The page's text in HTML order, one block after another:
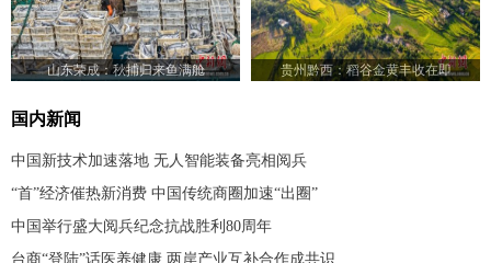
山东荣成：秋捕归来鱼满舱 贵州黔西：稻谷金黄丰收在即
国内新闻
中国新技术加速落地 无人智能装备亮相阅兵
“首”经济催热新消费 中国传统商圈加速“出圈”
中国举行盛大阅兵纪念抗战胜利80周年
台商“登陆”话医养健康 两岸产业互补合作成共识